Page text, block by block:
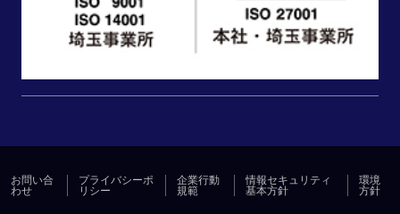
お問い合
わせ
プライバシーポ
リシー
企業行動
規範
情報セキュリティ
基本方針
環境
方針